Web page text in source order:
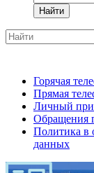
Найти
Горячая
Прямая
Личный
Обращения
Политика в
данных